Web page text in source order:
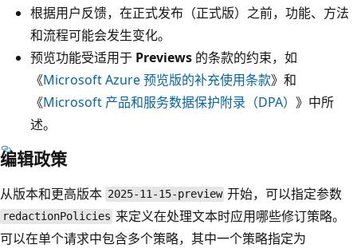
根据用户反馈，在正式发布（正式版）之前，功能、方法
和流程可能会发生变化。
预览功能受适用于 Previews 的条款的约束，如
《Microsoft Azure 预览版的补充使用条款》和
《Microsoft 产品和服务数据保护附录（DPA） 》中所
述。
编辑政策
从版本和更高版本 2025-11-15-preview 开始，可以指定参数
redactionPolicies 来定义在处理文本时应用哪些修订策略。
可以在单个请求中包含多个策略，其中一个策略指定为